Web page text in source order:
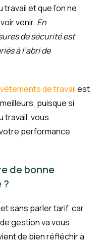
et que l’on ne
venir. En
de sécurité est
à l’abri de
vêtements de travailest
puisque si
travail, vous
performance
de bonne
?
sans parler tarif, car
gestion va vous
de bien réfléchir à